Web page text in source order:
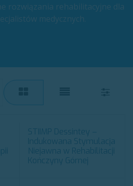
rozwiązania rehabilitacyjne dla
medycznych.
STIIMP Dessintey –
Indukowana Stymulacja
Niejawna w Rehabilitacji
Kończyny Górnej